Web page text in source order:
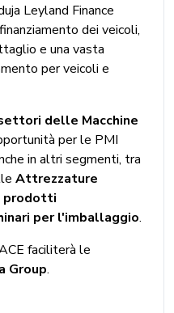
Leyland Finance
dei veicoli,
e una vasta
per veicoli e
delle Macchine
per le PMI
in altri segmenti, tra
Attrezzature
prodotti
per l'imballaggio.
faciliterà le
Group.